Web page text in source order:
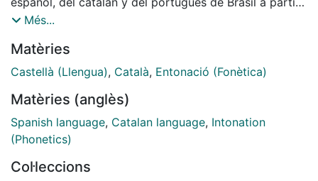
de las investigaciones que se han llevado a cabo en
Universitat de Barcelona. Se trata de una comparación
formal entre los diversos patrones que utiliza cada
realizar esta investigación, nos hemos basado en el
método Melodic Analysis of Speech (MAS), descrito
por Cantero (2002), revisado y ampliado por Font-
Cantero y Font-Rotchés (2009), después de haber
Més...
Matèries
Castellà (Llengua), Català, Entonació (Fonètica)
Matèries (anglès)
Spanish language, Catalan language, Intonation
(Phonetics)
Col·leccions